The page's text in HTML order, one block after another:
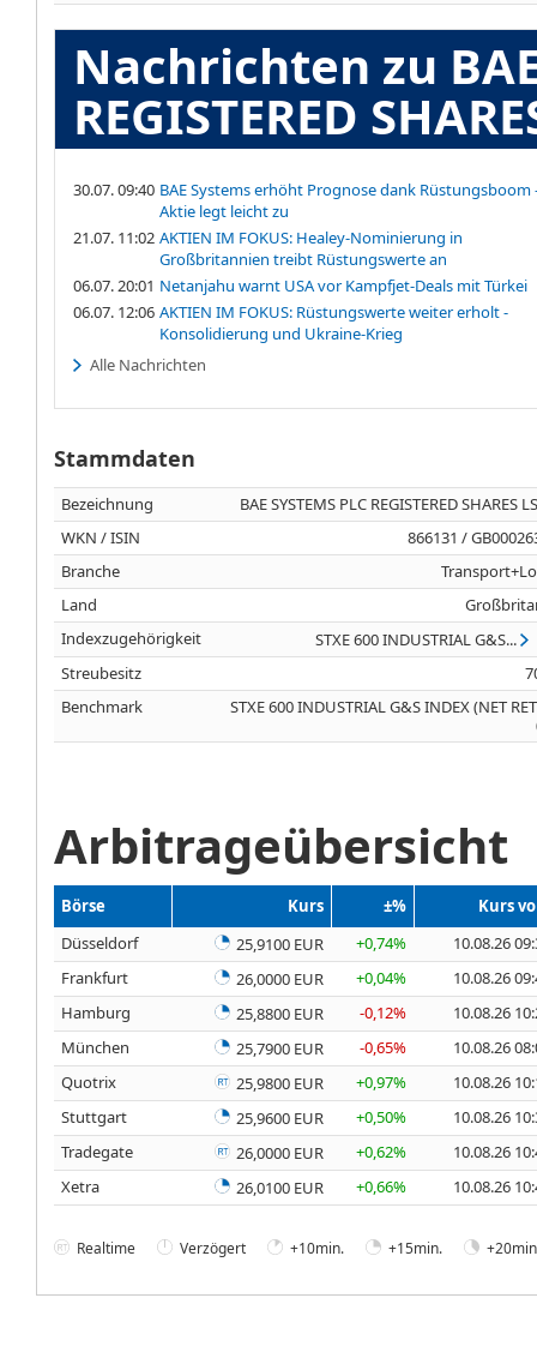
Nachrichten zu BAE
REGISTERED
30.07. 09:40 BAE Systems erhöht Prognose dank Rüstungsboom
Aktie legt leicht zu
21.07. 11:02 AKTIEN IM FOKUS: Healey-Nominierung in
Großbritannien treibt Rüstungswerte an
06.07. 20:01 Netanjahu warnt USA vor Kampfjet-Deals mit Türkei
06.07. 12:06 AKTIEN IM FOKUS: Rüstungswerte weiter erholt -
Konsolidierung und Ukraine-Krieg
Alle Nachrichten
Stammdaten
Bezeichnung
BAE SYSTEMS PLC REGISTERED SHARES
WKN / ISIN
866131 /
Branche
Land
Indexzugehörigkeit
STXE 600 INDUSTRIAL G&S...
Streubesitz
Benchmark
STXE 600 INDUSTRIAL G&S INDEX (NET
Arbitrageübersicht
Börse Kurs ±%
Kurs
Düsseldorf
25,9100 EUR +0,74%
10.08.26
Frankfurt
26,0000 EUR +0,04%
10.08.26
Hamburg
25,8800 EUR -0,12%
10.08.26
München
25,7900 EUR -0,65%
10.08.26
Quotrix
25,9800 EUR +0,97%
10.08.26
Stuttgart
25,9600 EUR +0,50%
10.08.26
Tradegate
26,0000 EUR +0,62%
10.08.26
Xetra
26,0100 EUR +0,66% 10.08.26
Realtime Verzögert +10min. +15min.